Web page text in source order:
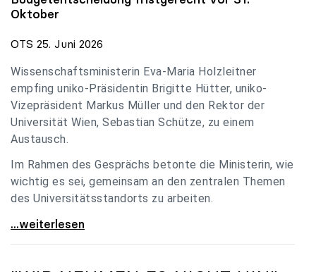
Oktober
OTS 25. Juni 2026
Wissenschaftsministerin Eva-Maria Holzleitner
empfing uniko-Präsidentin Brigitte Hütter, uniko-
Vizepräsident Markus Müller und den Rektor der
Universität Wien, Sebastian Schütze, zu einem
Austausch.
Im Rahmen des Gesprächs betonte die Ministerin, wie
wichtig es sei, gemeinsam an den zentralen Themen
des Universitätsstandorts zu arbeiten.
Holzleitner empfing uniko-Spitze zum Austausch
...weiterlesen